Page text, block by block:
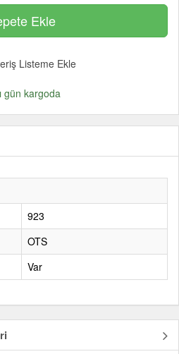
Listeme Ekle
gün kargoda
923
OTS
Var